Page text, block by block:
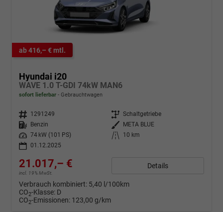
ab 416,– € mtl.
Hyundai i20
WAVE 1.0 T-GDI 74kW MAN6
sofort lieferbar Gebrauchtwagen
Fahrzeugnr. 1291249 Getriebe Schaltgetriebe
Kraftstoff
Benzin Außenfarbe
META BLUE
Leistung
74 kW (101 PS) Kilometerstand
10 km
01.12.2025
21.017,– €
incl. 19% MwSt.
Details
Verbrauch kombiniert: 5,40 l/100km
CO2-Klasse: D
CO2-Emissionen: 123,00 g/km